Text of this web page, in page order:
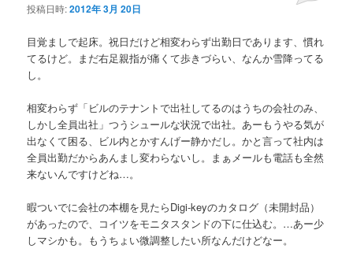
投稿日時:2012年 3月 20日
目覚ましで起床。祝日だけど相変わらず出勤日であります、慣れ
てるけど。まだ右足親指が痛くて歩きづらい、なんか雪降ってる
し。
相変わらず「ビルのテナントで出社してるのはうちの会社のみ、
しかし全員出社」つうシュールな状況で出社。あーもうやる気が
出なくて困る、ビル内とかすんげー静かだし。かと言って社内は
全員出勤だからあんまし変わらないし。まぁメールも電話も全然
来ないんですけどね…。
暇ついでに会社の本棚を見たらDigi-keyのカタログ（未開封品）
があったので、コイツをモニタスタンドの下に仕込む。…あー少
しマシかも。もうちょい微調整したい所なんだけどなー。